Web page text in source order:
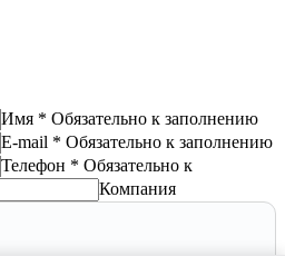
Имя * Обязательно к заполнению
E-mail * Обязательно к заполнению
Телефон * Обязательно к
Компания